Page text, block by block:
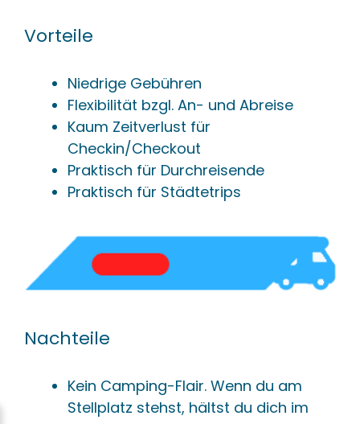
Vorteile
Niedrige Gebühren
Flexibilität bzgl. An- und Abreise
Kaum Zeitverlust für
Checkin/Checkout
Praktisch für Durchreisende
Praktisch für Städtetrips
Nachteile
Kein Camping-Flair. Wenn du am
Stellplatz stehst, hältst du dich im